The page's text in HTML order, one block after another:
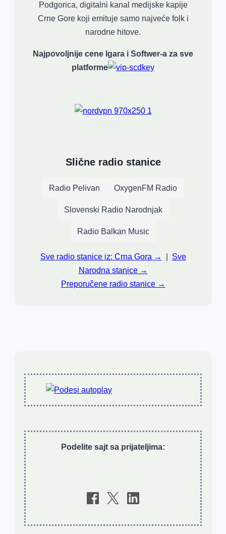
Podgorica, digitalni kanal medijske kapije
Crne Gore koji emituje samo najveće folk i
narodne hitove.
Najpovoljnije cene Igara i Softwer-a za sve
platforme
Slične radio stanice
Radio Pelivan OxygenFM Radio
Slovenski Radio Narodnjak
Radio Balkan Music
Sve radio stanice iz: Crna Gora →
Sve
Narodna stanice →
Preporučene radio stanice →
Podelite sajt sa prijateljima: